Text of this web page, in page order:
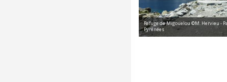
Refuge de Migouelou ©M. Hervieu -
Pyrénées